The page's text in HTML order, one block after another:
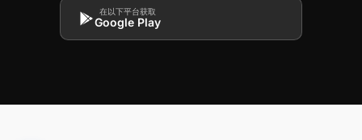
在以下平台获取
Google Play